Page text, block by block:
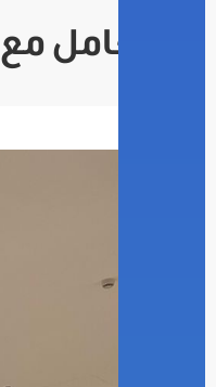
التعامل